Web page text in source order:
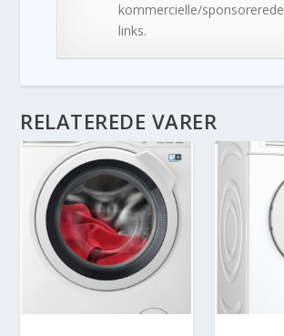
kommercielle/sponsorerede
links.
RELATEREDE VARER